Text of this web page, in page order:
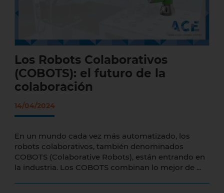
Los Robots Colaborativos
(COBOTS): el futuro de la
colaboración
14/04/2024
En un mundo cada vez más automatizado, los
robots colaborativos, también denominados
COBOTS (Colaborative Robots), están entrando en
la industria. Los COBOTS combinan lo mejor de ...